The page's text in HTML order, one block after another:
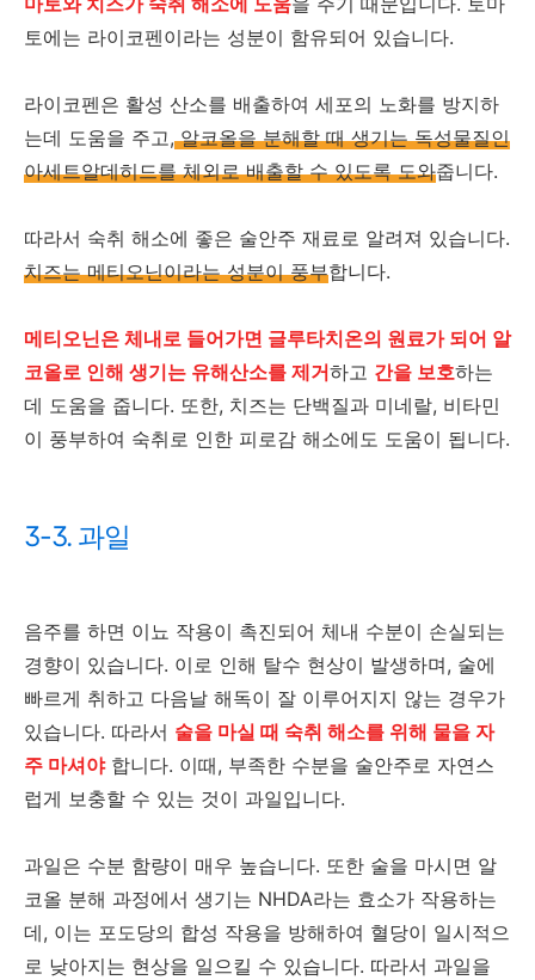
토에는 라이코펜이라는 성분이 함유되어 있습니다.
라이코펜은 활성 산소를 배출하여 세포의 노화를 방지하
는데 도움을 주고,알코올을 분해할 때 생기는 독성물질인
아세트알데히드를 체외로 배출할 수 있도록 도와줍니다.
따라서 숙취 해소에 좋은 술안주 재료로 알려져 있습니다.
치즈는 메티오닌이라는 성분이 풍부합니다.
메티오닌은 체내로 들어가면 글루타치온의 원료가 되어 알
코올로 인해 생기는 유해산소를 제거하고 간을 보호하는
데 도움을 줍니다. 또한, 치즈는 단백질과 미네랄, 비타민
이 풍부하여 숙취로 인한 피로감 해소에도 도움이 됩니다.
3-3. 과일
음주를 하면 이뇨 작용이 촉진되어 체내 수분이 손실되는
경향이 있습니다. 이로 인해 탈수 현상이 발생하며, 술에
빠르게 취하고 다음날 해독이 잘 이루어지지 않는 경우가
있습니다. 따라서 술을 마실 때 숙취 해소를 위해 물을 자
주 마셔야합니다. 이때, 부족한 수분을 술안주로 자연스
럽게 보충할 수 있는 것이 과일입니다.
과일은 수분 함량이 매우 높습니다. 또한 술을 마시면 알
코올 분해 과정에서 생기는 NHDA라는 효소가 작용하는
데, 이는 포도당의 합성 작용을 방해하여 혈당이 일시적으
로 낮아지는 현상을 일으킬 수 있습니다. 따라서 과일을